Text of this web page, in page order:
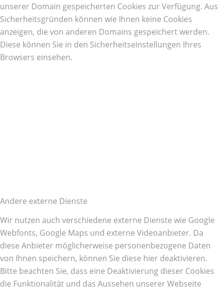
unserer Domain gespeicherten Cookies zur Verfügung. Aus
Sicherheitsgründen können wie Ihnen keine Cookies
anzeigen, die von anderen Domains gespeichert werden.
Diese können Sie in den Sicherheitseinstellungen Ihres
Browsers einsehen.
Andere externe Dienste
Wir nutzen auch verschiedene externe Dienste wie Google
Webfonts, Google Maps und externe Videoanbieter. Da
diese Anbieter möglicherweise personenbezogene Daten
von Ihnen speichern, können Sie diese hier deaktivieren.
Bitte beachten Sie, dass eine Deaktivierung dieser Cookies
die Funktionalität und das Aussehen unserer Webseite